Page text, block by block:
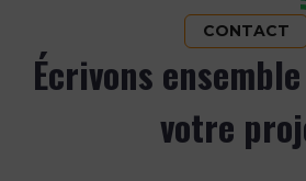
CONTACT
Écrivons
votre